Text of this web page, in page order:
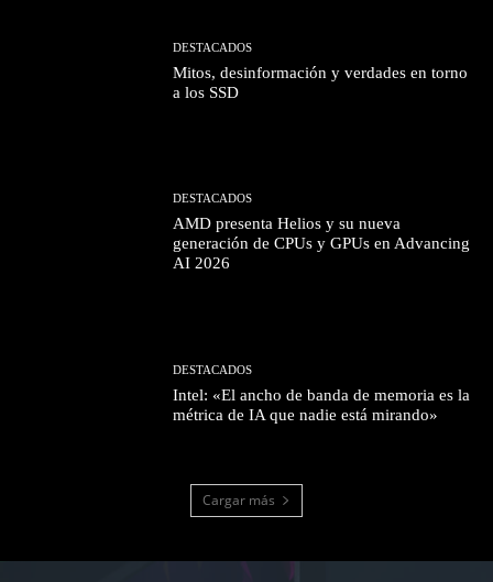
DESTACADOS
Mitos, desinformación y verdades en torno
a los SSD
DESTACADOS
AMD presenta Helios y su nueva
generación de CPUs y GPUs en Advancing
AI 2026
DESTACADOS
Intel: «El ancho de banda de memoria es la
métrica de IA que nadie está mirando»
Cargar más